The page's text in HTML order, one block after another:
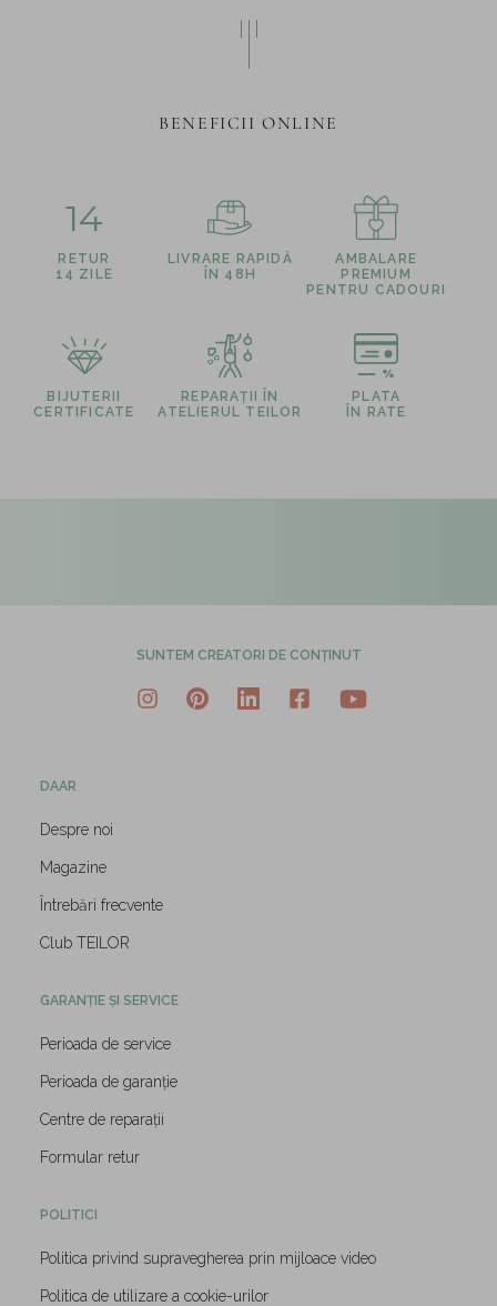
BENEFICII ONLINE
14
RETUR
14 ZILE
LIVRARE RAPIDĂ
ÎN 48H
AMBALARE
PREMIUM
PENTRU CADOURI
BIJUTERII
CERTIFICATE
REPARAȚII ÎN
ATELIERUL TEILOR
PLATA
ÎN RATE
SUNTEM CREATORI DE CONȚINUT
DAAR
Despre noi
Magazine
Întrebări frecvente
Club TEILOR
GARANȚIE ȘI SERVICE
Perioada de service
Perioada de garanție
Centre de reparații
Formular retur
POLITICI
Politica privind supravegherea prin mijloace video
Politica de utilizare a cookie-urilor